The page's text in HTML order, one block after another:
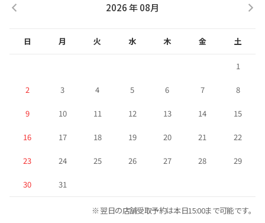
2026 年 08月
日 月 火 水 木 金 土
1
2 3 4 5 6 7 8
9 10 11 12 13 14 15
16 17 18 19 20 21 22
23 24 25 26 27 28 29
30 31
※ 翌日の店舗受取予約は本日15:00まで可能です。